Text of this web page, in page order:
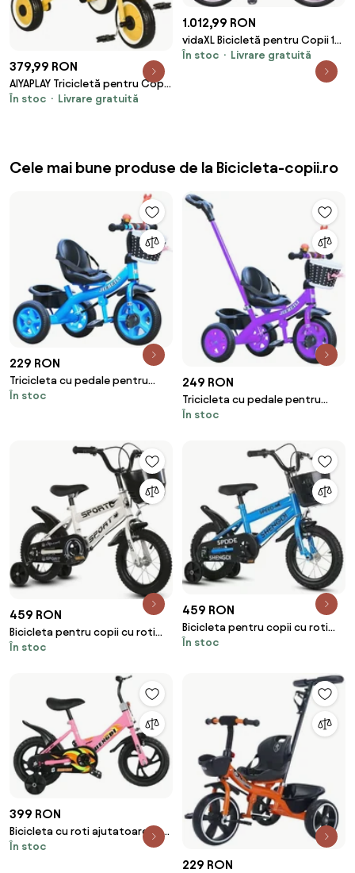
379,99 RON
AIYAPLAY Tricicletă pentru Copii
2-5 Ani cu Scaun Reglabil și Coș
În stoc Livrare gratuită
1.012,99 RON
vidaXL Bicicletă pentru Copii 18
Inci pentru 5-7 ani Violet
În stoc Livrare gratuită
Cele mai bune produse de la Bicicleta-copii.ro
229 RON
Tricicleta cu pedale pentru
copii 2-5 ani, 2 cosuri
În stoc
249 RON
Tricicleta cu pedale pentru
copii 2-5 ani, cu maner parental
În stoc
459 RON
Bicicleta pentru copii cu roti
ajutatoare si frane, 14 inch, Alb
În stoc
459 RON
Bicicleta pentru copii cu roti
ajutatoare si frane, 14 inch,
În stoc
399 RON
Bicicleta cu roti ajutatoare, 2 -
6 ani, 12", Roz, Frane, Sezut
În stoc
229 RON